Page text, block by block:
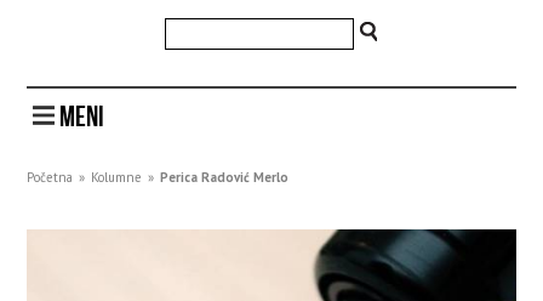
MENI
Početna » Kolumne » Perica Radović Merlo